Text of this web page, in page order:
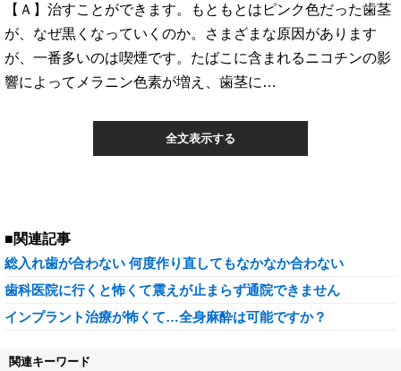
【Ａ】治すことができます。もともとはピンク色だった歯茎
が、なぜ黒くなっていくのか。さまざまな原因があります
が、一番多いのは喫煙です。たばこに含まれるニコチンの影
響によってメラニン色素が増え、歯茎に…
全文表示する
■関連記事
総入れ歯が合わない 何度作り直してもなかなか合わない
歯科医院に行くと怖くて震えが止まらず通院できません
インプラント治療が怖くて…全身麻酔は可能ですか？
関連キーワード